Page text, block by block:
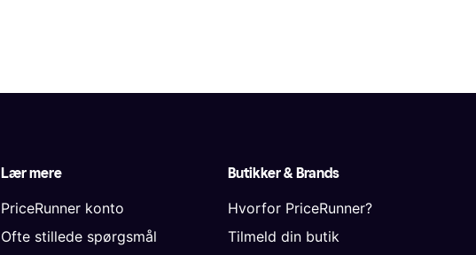
Lær mere
PriceRunner konto
Ofte stillede spørgsmål
Butikker & Brands
Hvorfor PriceRunner?
Tilmeld din butik